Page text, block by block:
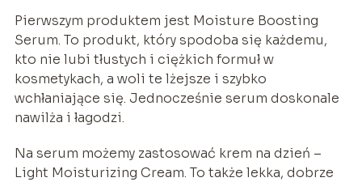
Pierwszym produktem jest Moisture Boosting
Serum. To produkt, który spodoba się każdemu,
kto nie lubi tłustych i ciężkich formuł w
kosmetykach, a woli te lżejsze i szybko
wchłaniające się. Jednocześnie serum doskonale
nawilża i łagodzi.
Na serum możemy zastosować krem na dzień –
Light Moisturizing Cream. To także lekka, dobrze